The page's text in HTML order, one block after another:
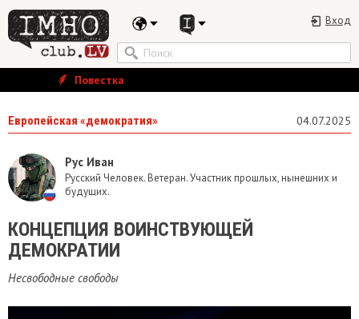
Вход
Повестка
Европейская «демократия» 04.07.2025
Рус Иван
Русский Человек. Ветеран. Участник прошлых, нынешних и
будущих.
КОНЦЕПЦИЯ ВОИНСТВУЮЩЕЙ
ДЕМОКРАТИИ
Несвободные свободы